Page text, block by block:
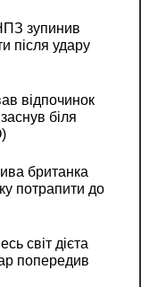
зупинив
після удару
відпочинок
біля
британка
потрапити до
світ дієта
попередив